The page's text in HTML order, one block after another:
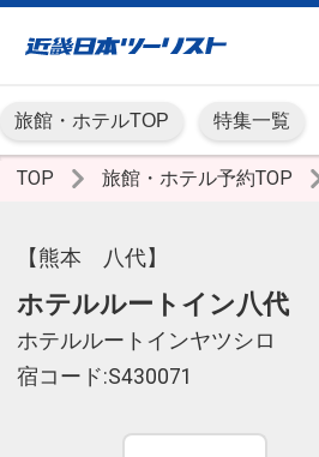
旅館・ホテルTOP 特集一覧
TOP 旅館・ホテル予約TOP
【熊本 八代】
ホテルルートイン八代
ホテルルートインヤツシロ
宿コード:S430071